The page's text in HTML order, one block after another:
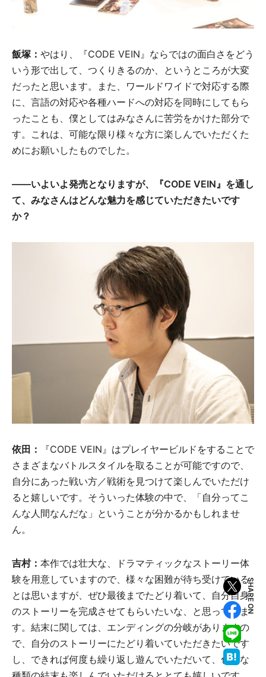
飯塚： やはり、『CODE VEIN』ならではの面白さをどう
いう形で出して、つくりきるのか、というところが大変
だったと思います。また、ワールドワイドで対応する際
に、言語の対応や各種ハードへの対応を同時にしてもら
ったことも、僕としてはみなさんに苦労をかけた部分で
す。これは、可能な限り様々な方に楽しんでいただくた
めにお願いしたものでした。
――いよいよ発売となりますが、『CODE VEIN』を通し
て、みなさんはどんな魅力を感じていただきたいです
か？
依田：
『CODE VEIN』はプレイヤービルドをすることで
さまざまなバトルスタイルを取ることが可能ですので、
自分にあった戦い方／戦術を見つけて楽しんでいただけ
ると嬉しいです。そういった体験の中で、「自分ってこ
んな人間なんだな」ということが分かるかもしれませ
ん。
吉村： 本作では壮大な、ドラマティックなストーリー体
験を用意していますので、様々な困難が待ち受けている
とは思いますが、ぜひ最後までたどり着いて、自分自身
のストーリーを完成させてもらいたいな、と思っていま
す。結末に関しては、エンディングの分岐がありますの
で、自分のストーリーにたどり着いていただきたいです
し、できれば何度も繰り返し遊んでいただいて、色々な
SHARE ON